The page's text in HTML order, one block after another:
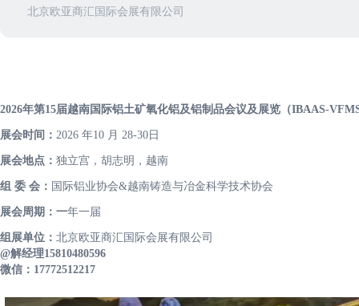
北京欧亚商汇国际会展有限公司
2026年第15届越南国际铝土矿氧化铝及铝制品会议及展览（IBAAS-
展会时间： 2026 年10 月 28-30日
展会地点： 独立宫，胡志明，越南
组 委 会： 国际铝业协会&越南铸造与冶金科学技术协会
展会周期：一年一届
组展单位： 北京欧亚商汇国际会展有限公司
@解经理15810480596
微信：17772512217